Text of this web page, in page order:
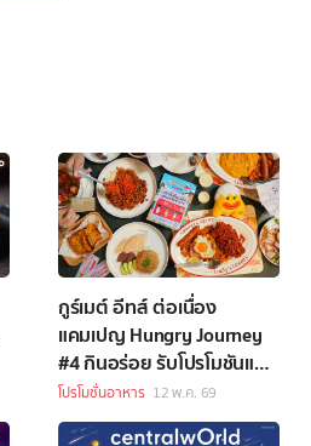
กูร์เมต์ อีทส์ ต่อเนื่อง
แคมเปญ Hungry Journey
#4 กินอร่อย รับโปรโมชันและ
ของพรีเมียมสุดคุ้ม
โปรโมชั่นอาหาร 12 พ.ค. 69